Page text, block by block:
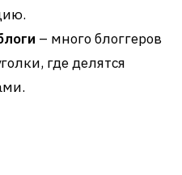
– много блоггеров
где делятся